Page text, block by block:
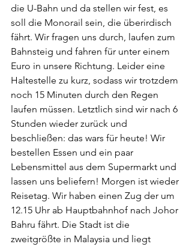
die U-Bahn und da stellen wir fest, es
soll die Monorail sein, die überirdisch
fährt. Wir fragen uns durch, laufen zum
Bahnsteig und fahren für unter einem
Euro in unsere Richtung. Leider eine
Haltestelle zu kurz, sodass wir trotzdem
noch 15 Minuten durch den Regen
laufen müssen. Letztlich sind wir nach 6
Stunden wieder zurück und
beschließen: das wars für heute! Wir
bestellen Essen und ein paar
Lebensmittel aus dem Supermarkt und
lassen uns beliefern! Morgen ist wieder
Reisetag. Wir haben einen Zug der um
12.15 Uhr ab Hauptbahnhof nach Johor
Bahru fährt. Die Stadt ist die
zweitgrößte in Malaysia und liegt